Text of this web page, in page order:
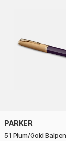
PARKER
51 Plum/Gold Balpen